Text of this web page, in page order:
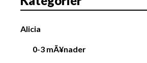
Alicia
0-3 mÃ¥nader